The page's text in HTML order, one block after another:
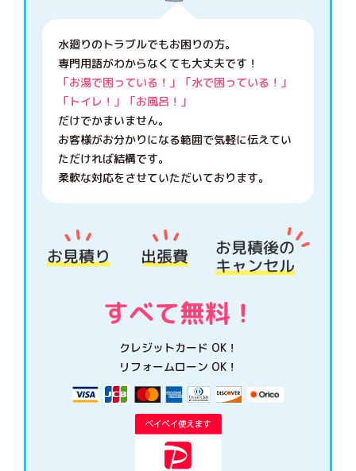
水廻りのトラブルでもお困りの方。
専門用語がわからなくても大丈夫です！
「お湯で困っている！」「水で困っている！」
「トイレ！」「お風呂！」
だけでかまいません。
お客様がお分かりになる範囲で気軽に伝えてい
ただければ結構です。
柔軟な対応をさせていただいております。
クレジットカード OK！
リフォームローン OK！